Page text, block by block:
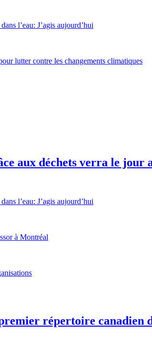
l’eau: J’agis aujourd’hui
lutter contre les changements climatiques
aux déchets verra le jour
l’eau: J’agis aujourd’hui
à Montréal
répertoire canadien